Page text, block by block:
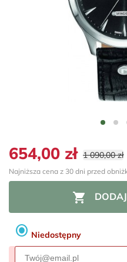
654,00 zł 1 090,00 zł
Najniższa cena z 30 dni przed

radio_button_checked Niedostępny